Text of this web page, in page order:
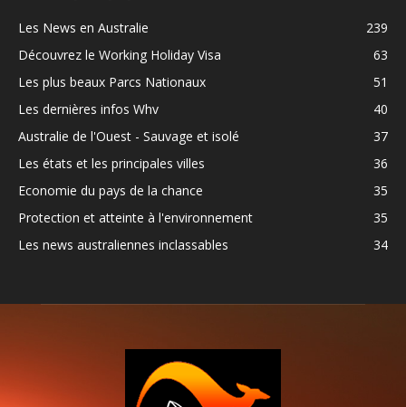
Les News en Australie
239
Découvrez le Working Holiday Visa
63
Les plus beaux Parcs Nationaux
51
Les dernières infos Whv
40
Australie de l'Ouest - Sauvage et isolé
37
Les états et les principales villes
36
Economie du pays de la chance
35
Protection et atteinte à l'environnement
35
Les news australiennes inclassables
34